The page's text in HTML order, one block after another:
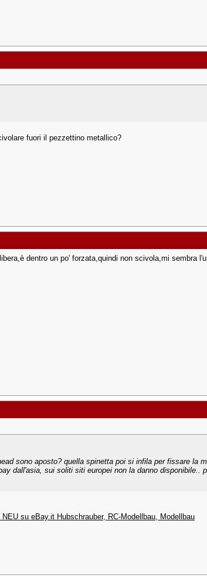
fuori il pezzettino metallico?
dentro un po' forzata,quindi non scivola,mi sembra
sono aposto? quella spinetta poi si infila per fissare la
dall'asia, sui soliti siti europei non la danno disponibile..
su eBay.it Hubschrauber, RC-Modellbau, Modellbau